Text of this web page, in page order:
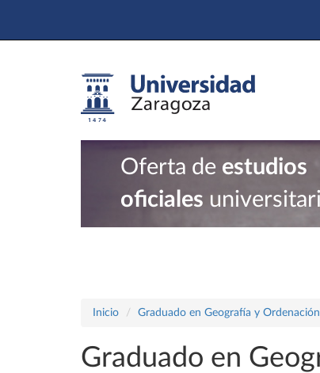
Oferta de estudios
oficiales
Inicio Graduado en Geografía y
Graduado en